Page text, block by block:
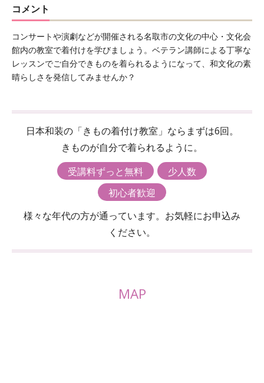
コメント
コンサートや演劇などが開催される名取市の文化の中心・文化会
館内の教室で着付けを学びましょう。ベテラン講師による丁寧な
レッスンでご自分できものを着られるようになって、和文化の素
晴らしさを発信してみませんか？
日本和装の「きもの着付け教室」ならまずは6回。
きものが自分で着られるように。
受講料ずっと無料
少人数
初心者歓迎
様々な年代の方が通っています。お気軽にお申込み
ください。
MAP